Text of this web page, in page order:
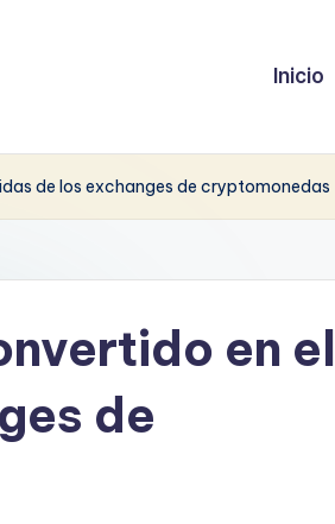
Inicio
de los exchanges de cryptomonedas
en el
de